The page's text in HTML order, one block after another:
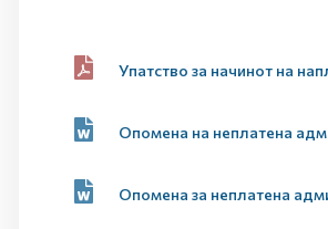
Упатство за начинот на
Опомена на неплатена
Опомена за неплатена